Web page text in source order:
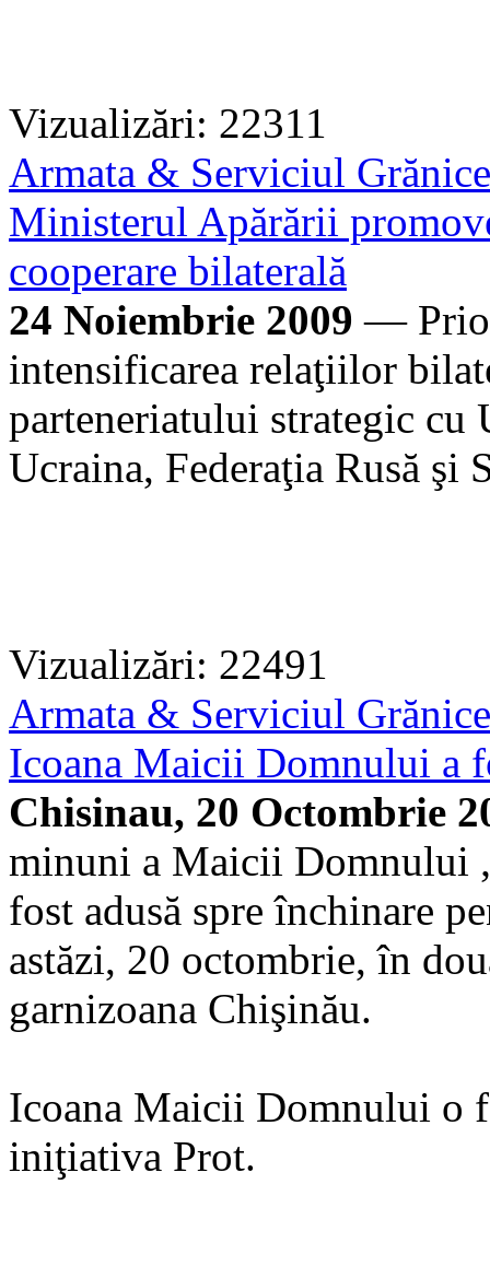
Vizualizări: 22311
Armata & Serviciul
Ministerul Apărării
cooperare bilaterală
24 Noiembrie 2009 —
intensificarea relaţiilor
parteneriatului strategic cu
Ucraina, Federaţia Rusă şi
Vizualizări: 22491
Armata & Serviciul
Icoana Maicii Domnului a
Chisinau, 20 Octombrie
minuni a Maicii Domnului
fost adusă spre închinare
astăzi, 20 octombrie, în
garnizoana Chişinău.
Icoana Maicii Domnului o
iniţiativa Prot.